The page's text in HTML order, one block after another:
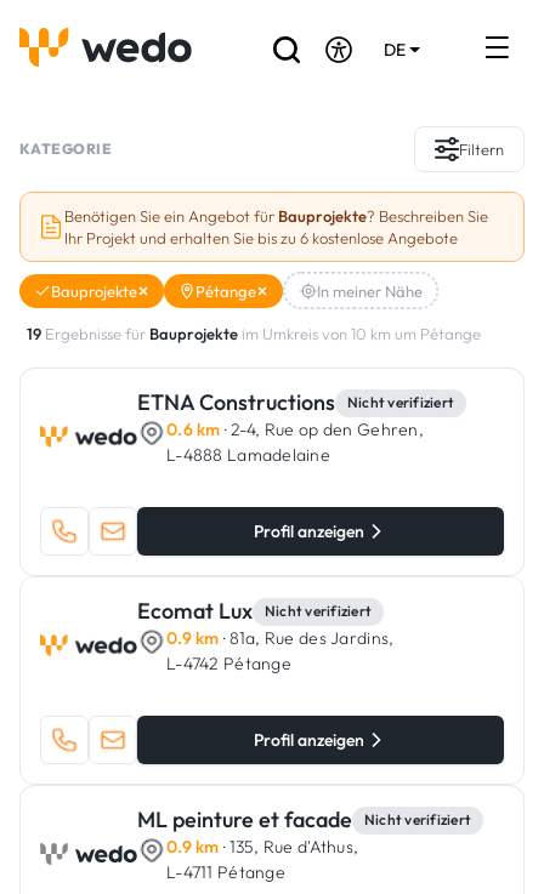
DE
Referenzen
Förderungen & Zuschüsse
Sind Sie Handwerker?
KATEGORIE Filtern
Benötigen Sie ein Angebot für Bauprojekte? Beschreiben Sie
Ihr Projekt und erhalten Sie bis zu 6 kostenlose Angebote
Bauprojekte Pétange In meiner Nähe
19 Ergebnisse für Bauprojekte im Umkreis von 10 km um Pétange
ETNA Constructions Nicht verifiziert
0.6 km · 2-4, Rue op den Gehren,
L-4888 Lamadelaine
Profil anzeigen
Ecomat Lux Nicht verifiziert
0.9 km · 81a, Rue des Jardins,
L-4742 Pétange
Profil anzeigen
ML peinture et facade Nicht verifiziert
0.9 km · 135, Rue d'Athus,
L-4711 Pétange